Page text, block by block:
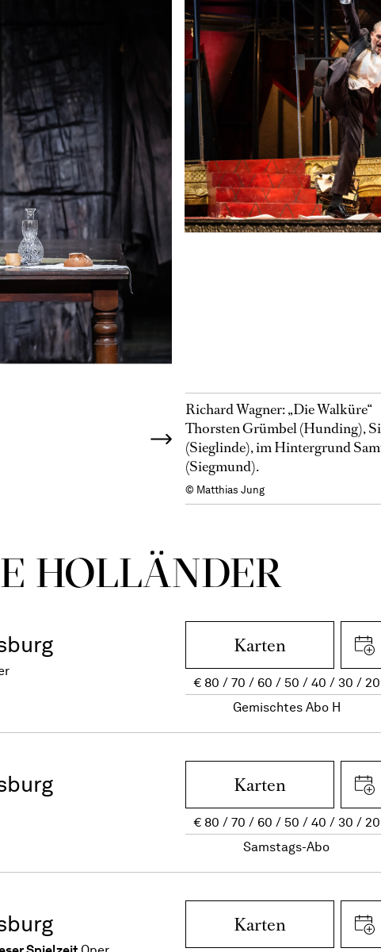
Richard Wagner: „Die Walküre“
Thorsten Grümbel (Hunding),
(Sieglinde), im Hintergrund
(Siegmund).
© Matthias Jung
HOL­LÄN­DER
Karten
€ 80 70 60 50 40 30
20
Gemischtes Abo H
Karten
€ 80 70 60 50 40 30
20
Samstags-Abo
Karten